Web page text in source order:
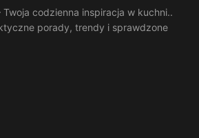
codzienna inspiracja w kuchni..
porady, trendy i sprawdzone